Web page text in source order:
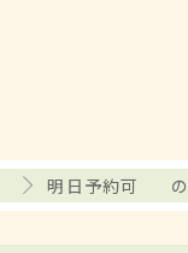
明日予約可